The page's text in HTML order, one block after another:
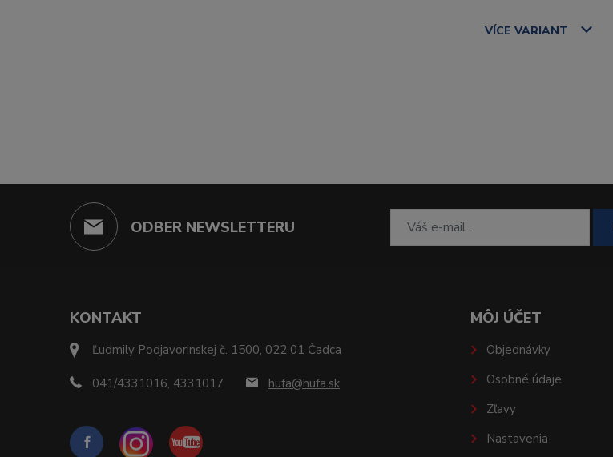
VÍCE VARIANT
ODBER NEWSLETTERU
KONTAKT
Ľudmily Podjavorinskej č. 1500, 022 01 Čadca
041/4331016, 4331017 hufa@hufa.sk
MÔJ ÚČET
Objednávky
Osobné údaje
Zľavy
Nastavenia